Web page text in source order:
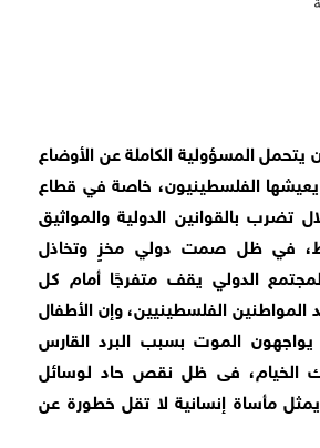
يتحمل المسؤولية الكاملة عن الأوضاع
يعيشها الفلسطينيون، خاصة في قطاع
تضرب بالقوانين الدولية والمواثيق
في ظل صمت دولي مخزٍ وتخاذل
الدولي يقف متفرجًا أمام كل
المواطنين الفلسطينيين، وإن الأطفال
الموت بسبب البرد القارس
الخيام، فى ظل نقص حاد لوسائل
مأساة إنسانية لا تقل خطورة عن